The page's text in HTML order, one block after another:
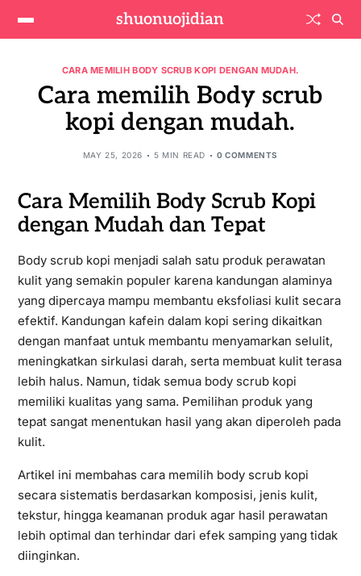
shuonuojidian
CARA MEMILIH BODY SCRUB KOPI DENGAN MUDAH.
Cara memilih Body scrub
kopi dengan mudah.
MAY 25, 2026 5 MIN READ 0 COMMENTS
Cara Memilih Body Scrub Kopi
dengan Mudah dan Tepat
Body scrub kopi menjadi salah satu produk perawatan
kulit yang semakin populer karena kandungan alaminya
yang dipercaya mampu membantu eksfoliasi kulit secara
efektif. Kandungan kafein dalam kopi sering dikaitkan
dengan manfaat untuk membantu menyamarkan selulit,
meningkatkan sirkulasi darah, serta membuat kulit terasa
lebih halus. Namun, tidak semua body scrub kopi
memiliki kualitas yang sama. Pemilihan produk yang
tepat sangat menentukan hasil yang akan diperoleh pada
kulit.
Artikel ini membahas cara memilih body scrub kopi
secara sistematis berdasarkan komposisi, jenis kulit,
tekstur, hingga keamanan produk agar hasil perawatan
lebih optimal dan terhindar dari efek samping yang tidak
diinginkan.